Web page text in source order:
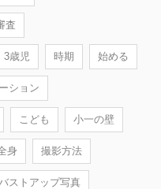
査
3歳児 時期 始める
ション
こども 小一の壁
身 撮影方法
バストアップ写真